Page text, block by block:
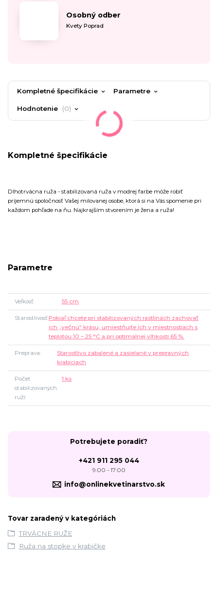
Osobný odber
Kvety Poprad
Kompletné špecifikácie Parametre
Hodnotenie 0
Kompletné špecifikácie
Dlhotrvácna ruža - stabilizovaná ruža v modrej farbe môže robiť
príjemnú spoločnosť Vašej milovanej osobe, ktorá si na Vás spomenie pri
každom pohľade na ňu. Najkrajším stvorením je žena a ruža!
Parametre
Veľkosť 55 cm
StarostlivosťPokiaľ chcete pri stabilizovaných rastlinách zachovať
ich „večnú“ krásu, umiestňujte ich v miestnostiach s
teplotou 10 – 25 °C a pri optimálnej vlhkosti 65 %.
Preprava
Starostlivo zabalené a zasielané v prepravných
krabiciach
Počet
stabilizovaných
ruží
1 ks
Potrebujete poradiť?
+421 911 295 044
9:00 - 17:00
info@onlinekvetinarstvo.sk
Tovar zaradený v kategóriách
TRVÁCNE RUŽE
Ruža na stopke v krabičke